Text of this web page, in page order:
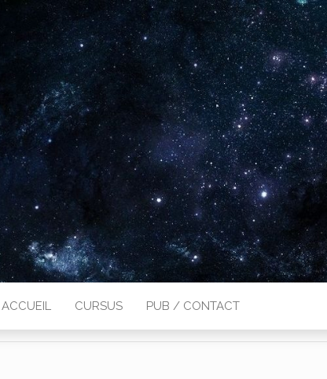
ACCUEIL CURSUS PUB / CONTACT